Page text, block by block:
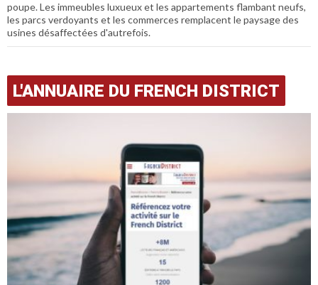
poupe. Les immeubles luxueux et les appartements flambant neufs,
les parcs verdoyants et les commerces remplacent le paysage des
usines désaffectées d'autrefois.
L'ANNUAIRE DU FRENCH DISTRICT